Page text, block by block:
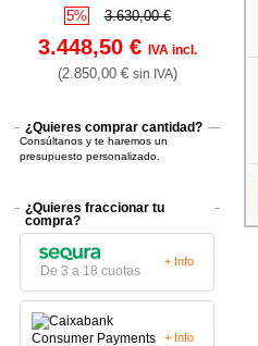
5% 3.630,00 €
3.448,50 € IVA incl.
(2.850,00 € sin IVA)
¿Quieres comprar cantidad?
Consúltanos y te haremos un
presupuesto personalizado.
¿Quieres fraccionar tu
compra?
De 3 a 18 cuotas
+ Info
+ Info